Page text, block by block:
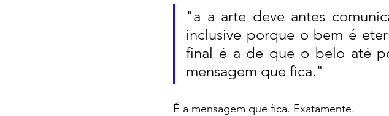
"a a arte deve antes
inclusive porque o bem é
final é a de que o belo até
mensagem que fica."
É a mensagem que fica. Exatamente.